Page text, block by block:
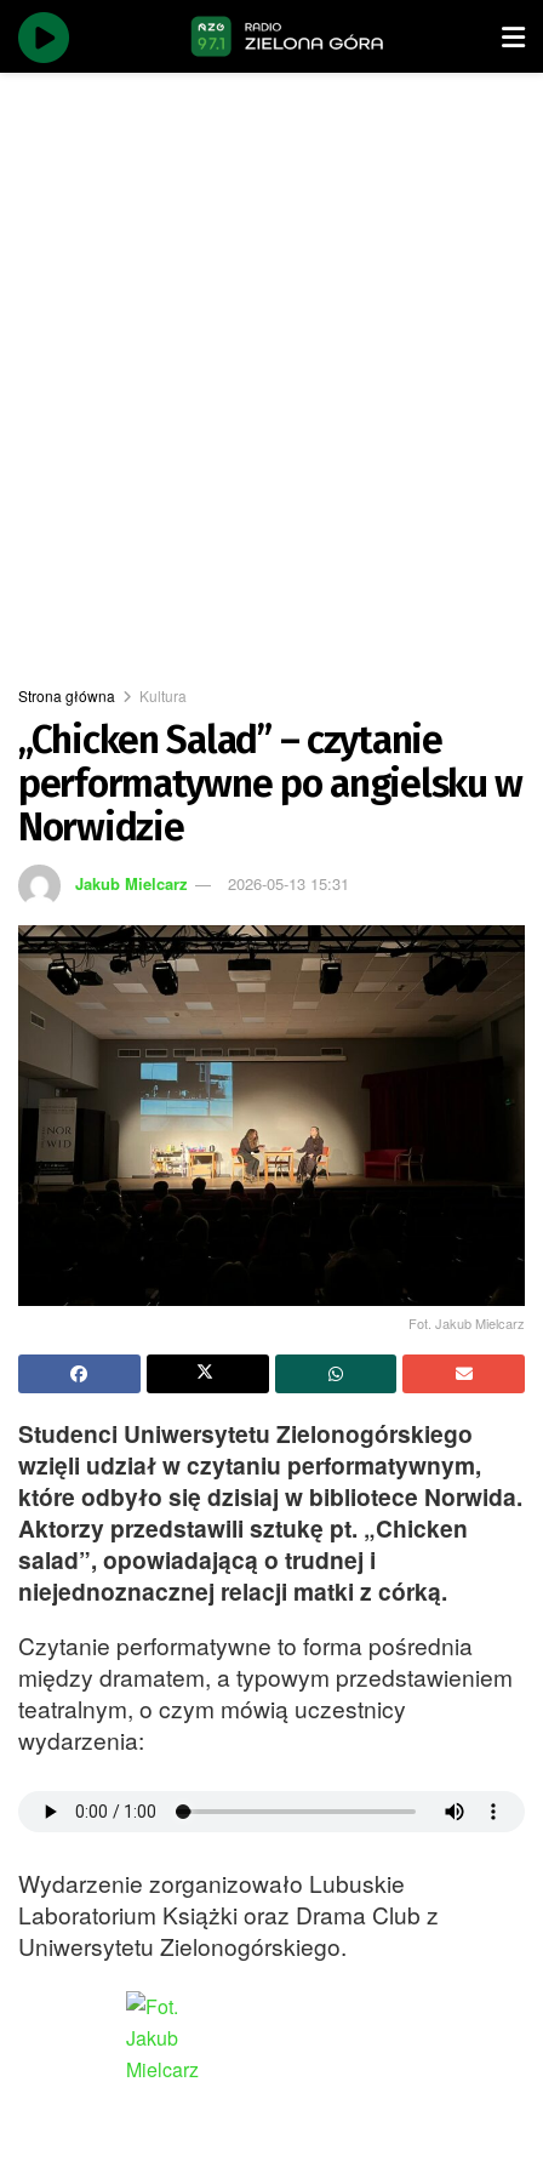
Strona główna Kultura
„Chicken Salad” – czytanie
performatywne po angielsku w
Norwidzie
Jakub Mielcarz 2026-05-13 15:31
Fot. Jakub Mielcarz
Studenci Uniwersytetu Zielonogórskiego
wzięli udział w czytaniu performatywnym,
które odbyło się dzisiaj w bibliotece Norwida.
Aktorzy przedstawili sztukę pt. „Chicken
salad”, opowiadającą o trudnej i
niejednoznacznej relacji matki z córką.
Czytanie performatywne to forma pośrednia
między dramatem, a typowym przedstawieniem
teatralnym, o czym mówią uczestnicy
wydarzenia:
Wydarzenie zorganizowało Lubuskie
Laboratorium Książki oraz Drama Club z
Uniwersytetu Zielonogórskiego.